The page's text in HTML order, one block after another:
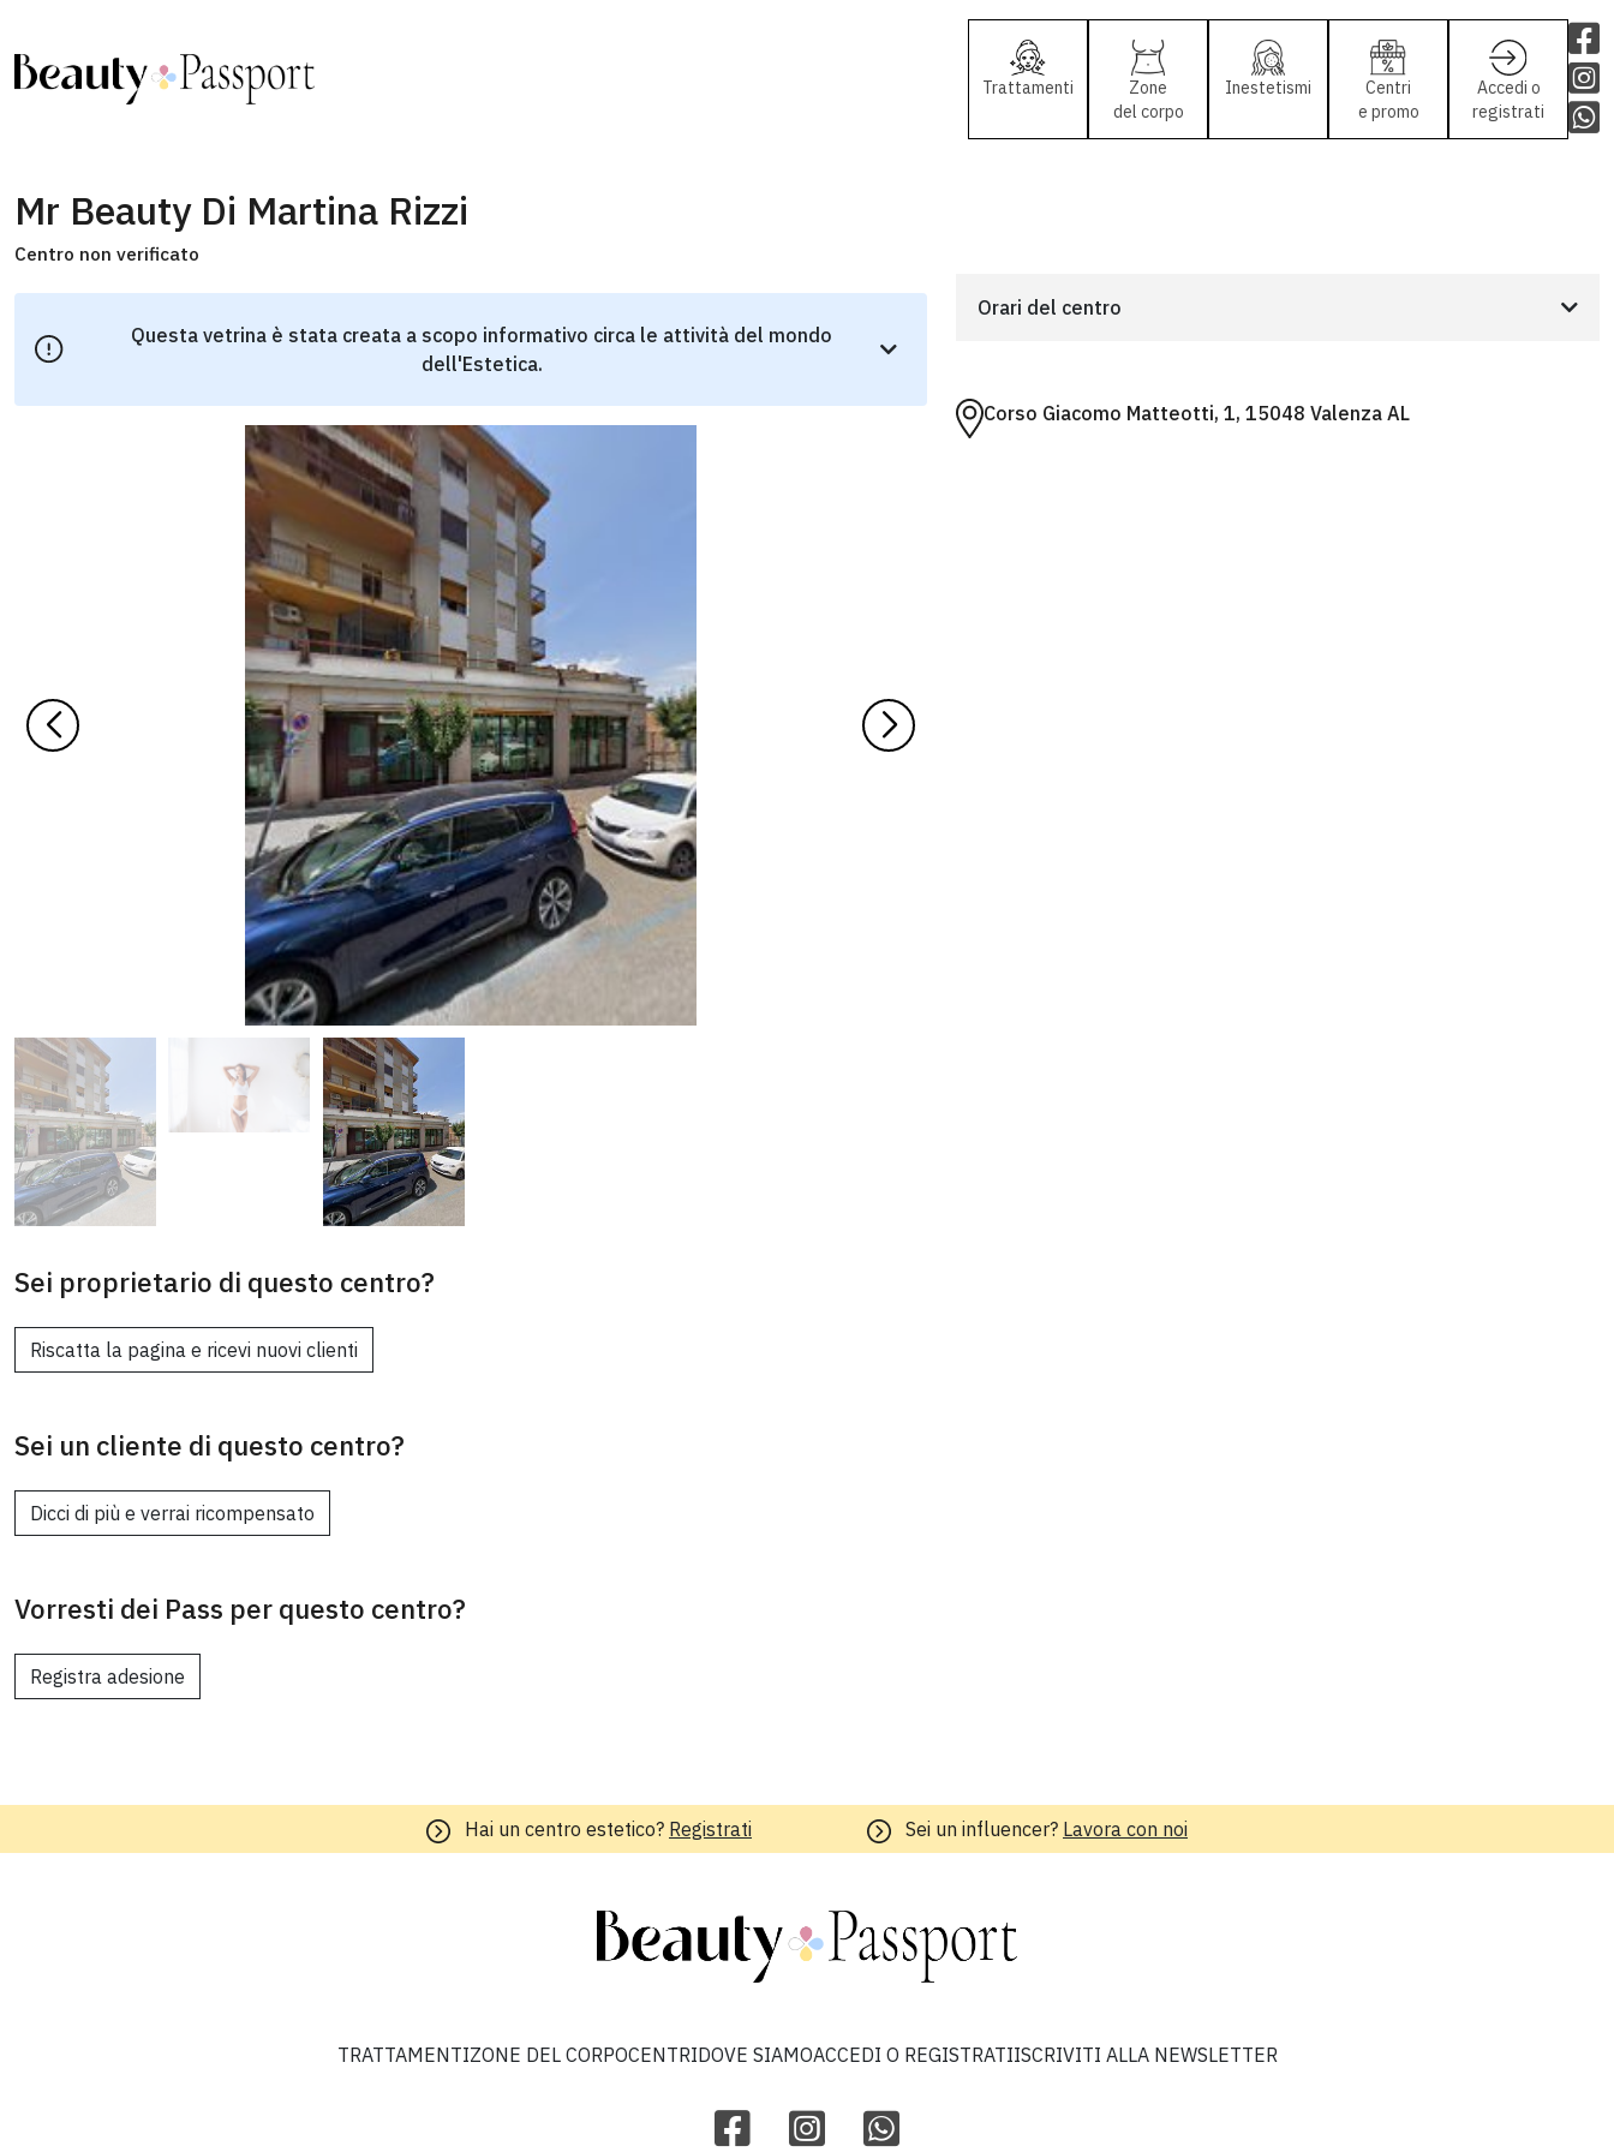
Trattamenti
Zone
del corpo
Inestetismi
Centri
e promo
Accedi o
registrati
Mr Beauty Di Martina Rizzi
Centro non verificato
Questa vetrina è stata creata a scopo informativo circa le attività del mondo
dell'Estetica.
Sei proprietario di questo centro?
Riscatta la pagina e ricevi nuovi clienti
Sei un cliente di questo centro?
Dicci di più e verrai ricompensato
Vorresti dei Pass per questo centro?
Registra adesione
Orari del centro
Corso Giacomo Matteotti, 1, 15048 Valenza AL
Hai un centro estetico? Registrati Sei un influencer? Lavora con noi
TRATTAMENTIZONE DEL CORPOCENTRIDOVE SIAMOACCEDI O REGISTRATIISCRIVITI ALLA NEWSLETTER